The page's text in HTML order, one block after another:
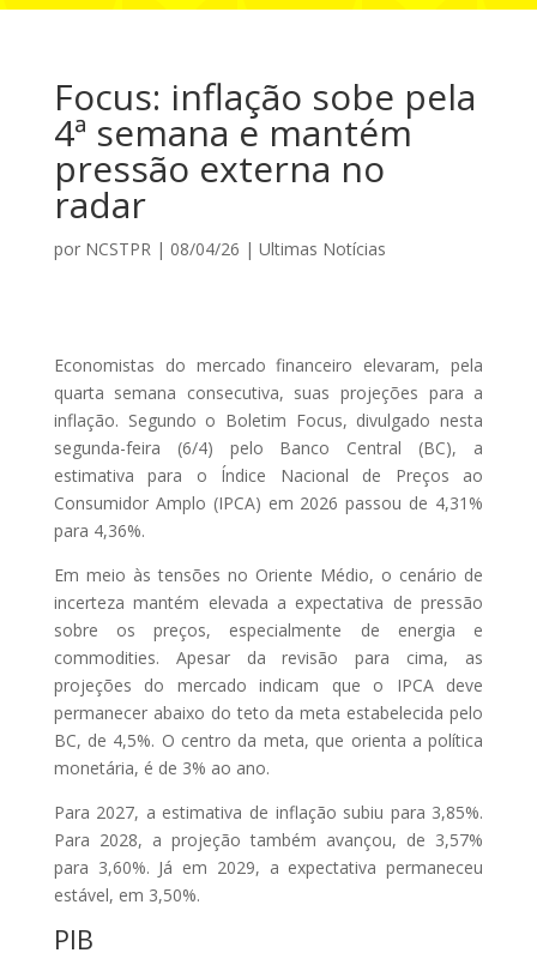
Focus: inflação sobe pela
4ª semana e mantém
pressão externa no
radar
por NCSTPR| 08/04/26 | Ultimas Notícias
Economistas do mercado financeiro elevaram, pela
quarta semana consecutiva, suas projeções para a
inflação. Segundo o Boletim Focus, divulgado nesta
segunda-feira (6/4) pelo Banco Central (BC), a
estimativa para o Índice Nacional de Preços ao
Consumidor Amplo (IPCA) em 2026 passou de 4,31%
para 4,36%.
Em meio às tensões no Oriente Médio, o cenário de
incerteza mantém elevada a expectativa de pressão
sobre os preços, especialmente de energia e
commodities. Apesar da revisão para cima, as
projeções do mercado indicam que o IPCA deve
permanecer abaixo do teto da meta estabelecida pelo
BC, de 4,5%. O centro da meta, que orienta a política
monetária, é de 3% ao ano.
Para 2027, a estimativa de inflação subiu para 3,85%.
Para 2028, a projeção também avançou, de 3,57%
para 3,60%. Já em 2029, a expectativa permaneceu
estável, em 3,50%.
PIB